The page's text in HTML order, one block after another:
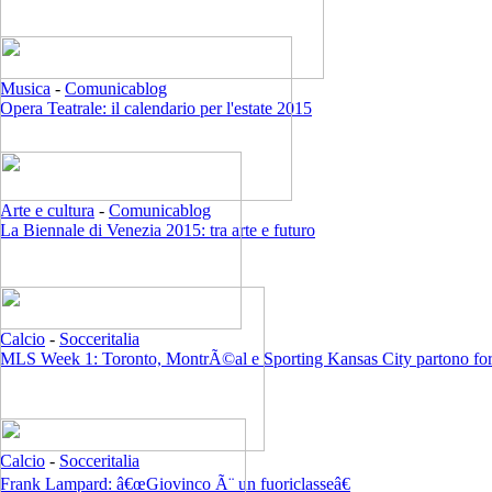
Musica - Comunicablog
Opera Teatrale: il calendario per l'estate 2015
Arte e cultura - Comunicablog
La Biennale di Venezia 2015: tra arte e futuro
Calcio - Socceritalia
MLS Week 1: Toronto, MontrÃ©al e Sporting Kansas City partono
Calcio - Socceritalia
Frank Lampard: â€œGiovinco Ã¨ un fuoriclasseâ€